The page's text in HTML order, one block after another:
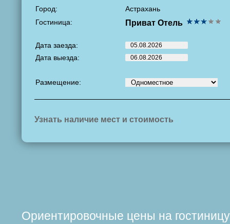
Город:
Астрахань
Гостиница:
Приват Отель
Дата заезда:
Дата выезда:
Размещение:
Узнать наличие мест и стоимость
Ориентировочные цены на гостиницу